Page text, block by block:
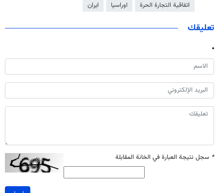
اتفاقية التجارة الحرة اوراسيا ايران
تعليقك
* سجل نتيجة العبارة في الخانة المقابلة